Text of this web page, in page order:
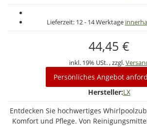
Lieferzeit: 12 - 14 Werktage
44,45 €
inkl. 19% USt. , zzgl.
Persönliches Angebot
Hersteller:LX
Entdecken Sie hochwertiges
Komfort und Pflege. Von